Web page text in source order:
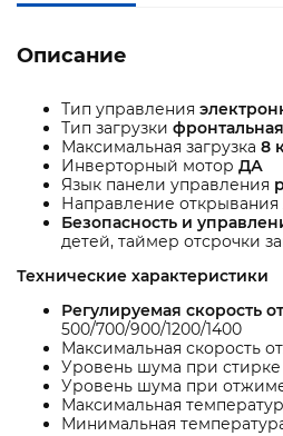
Описание
Тип управления
Тип загрузки фронтальная
Максимальная загрузка 8
Инверторный мотор ДА
Язык панели управления
Направление открывания
Безопасность и
детей, таймер отсрочки
Технические характеристики
Регулируемая скорость
500/700/900/1200/1400
Максимальная скорость
Уровень шума при стирке
Уровень шума при
Максимальная
Минимальная